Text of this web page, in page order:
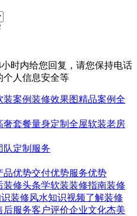
时内给您回复，请您保持电话
个人信息安全等
装案例装修效果图精品案例全
奢套餐量身定制 全屋软装老房
队定制服务
品优势交付优势服务优势
装修头条学软装装修指南装修
装修风水知识视频了解装修
后服务客户评价企业文化杰美